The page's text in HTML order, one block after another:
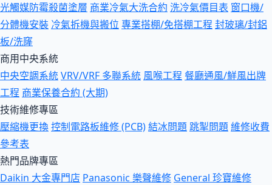
光觸媒防霉殺菌塗層 商業冷氣大洗合約 洗冷氣價目表 窗口機/
分體機安裝 冷氣拆機與搬位 專業搭棚/免搭棚工程 封玻璃/封鋁
板/洗窿
商用中央系統
中央空調系統VRV/VRF 多聯系統 風喉工程 餐廳通風/鮮風出牌
工程 商業保養合約 (大期)
技術維修專區
壓縮機更換控制電路板維修 (PCB)結冰問題跳掣問題維修收費
參考表
熱門品牌專區
Daikin 大金專門店 Panasonic 樂聲維修 General 珍寶維修